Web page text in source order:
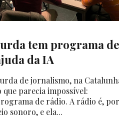
tem programa de
da IA
de jornalismo, na
parecia impossível:
de rádio. A rádio é, por
sonoro, e ela...